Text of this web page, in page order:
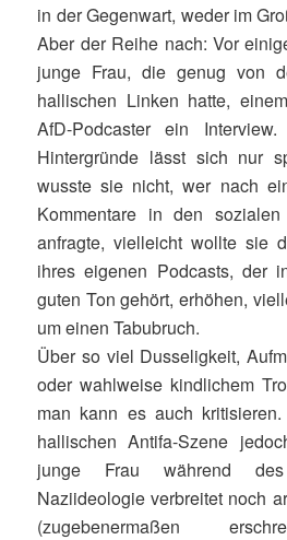
in der Gegenwart, weder im
Aber der Reihe nach: Vor
junge Frau, die genug von
hallischen Linken hatte,
AfD-Podcaster ein
Hintergründe lässt sich nur
wusste sie nicht, wer nach
Kommentare in den
anfragte, vielleicht wollte sie
ihres eigenen Podcasts, der
guten Ton gehört, erhöhen,
um einen Tabubruch.
Über so viel Dusseligkeit,
oder wahlweise kindlichem
man kann es auch
hallischen Antifa-Szene
junge Frau während
Naziideologie verbreitet noch
(zugebenermaßen